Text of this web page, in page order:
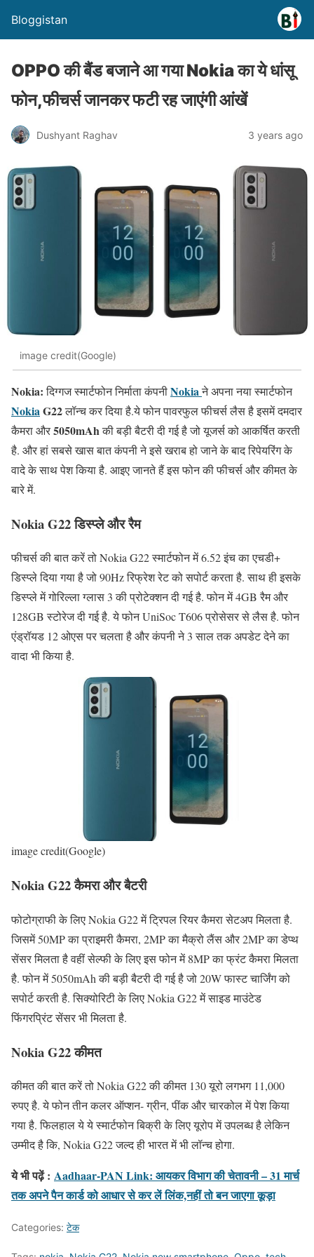
Bloggistan
OPPO की बैंड बजाने आ गया Nokia का ये धांसू
फोन,फीचर्स जानकर फटी रह जाएंगी आंखें
Dushyant Raghav 3 years ago
image credit(Google)
Nokia:दिग्गज स्मार्टफोन निर्माता कंपनीNokiaने अपना नया स्मार्टफोन
NokiaG22लॉन्च कर दिया है.ये फोन पावरफुल फीचर्स लैस है इसमें दमदार
कैमरा और5050mAhकी बड़ी बैटरी दी गई है जो यूजर्स को आकर्षित करती
है. और हां सबसे खास बात कंपनी ने इसे खराब हो जाने के बाद रिपेयरिंग के
वादे के साथ पेश किया है. आइए जानते हैं इस फोन की फीचर्स और कीमत के
बारे में.
Nokia G22 डिस्प्ले और रैम
फीचर्स की बात करें तो Nokia G22 स्मार्टफोन में 6.52 इंच का एचडी+
डिस्प्ले दिया गया है जो 90Hz रिफ्रेश रेट को सपोर्ट करता है. साथ ही इसके
डिस्प्ले में गोरिल्ला ग्लास 3 की प्रोटेक्शन दी गई है. फोन में 4GB रैम और
128GB स्टोरेज दी गई है. ये फोन UniSoc T606 प्रोसेसर से लैस है. फोन
एंड्रॉयड 12 ओएस पर चलता है और कंपनी ने 3 साल तक अपडेट देने का
वादा भी किया है.
image credit(Google)
Nokia G22 कैमरा और बैटरी
फोटोग्राफी के लिए Nokia G22 में ट्रिपल रियर कैमरा सेटअप मिलता है.
जिसमें 50MP का प्राइमरी कैमरा, 2MP का मैक्रो लैंस और 2MP का डेप्थ
सेंसर मिलता है वहीं सेल्फी के लिए इस फोन में 8MP का फ्रंट कैमरा मिलता
है. फोन में 5050mAh की बड़ी बैटरी दी गई है जो 20W फास्ट चार्जिंग को
सपोर्ट करती है. सिक्योरिटी के लिए Nokia G22 में साइड माउंटेड
फिंगरप्रिंट सेंसर भी मिलता है.
Nokia G22 कीमत
कीमत की बात करें तो Nokia G22 की कीमत 130 यूरो लगभग 11,000
रुपए है. ये फोन तीन कलर ऑप्शन- ग्रीन, पींक और चारकोल में पेश किया
गया है. फिलहाल ये ये स्मार्टफोन बिक्री के लिए यूरोप में उपलब्ध है लेकिन
उम्मीद है कि, Nokia G22 जल्द ही भारत में भी लॉन्च होगा.
ये भी पढ़ें : Aadhaar-PAN Link: आयकर विभाग की चेतावनी – 31 मार्च
तक अपने पैन कार्ड को आधार से कर लें लिंक,नहीं तो बन जाएगा कूड़ा
Categories: टेक